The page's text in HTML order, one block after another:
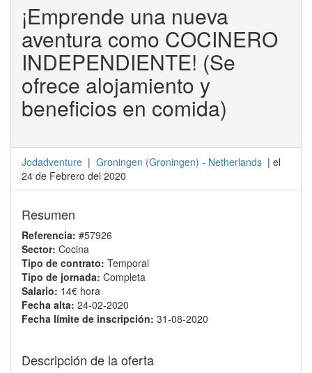
¡Emprende una nueva
aventura como COCINERO
INDEPENDIENTE! (Se
ofrece alojamiento y
beneficios en comida)
Jodadventure | Groningen (Groningen) - Netherlands | el
24 de Febrero del 2020
Resumen
Referencia: #57926
Sector: Cocina
Tipo de contrato: Temporal
Tipo de jornada: Completa
Salario: 14€ hora
Fecha alta: 24-02-2020
Fecha límite de inscripción: 31-08-2020
Descripción de la oferta